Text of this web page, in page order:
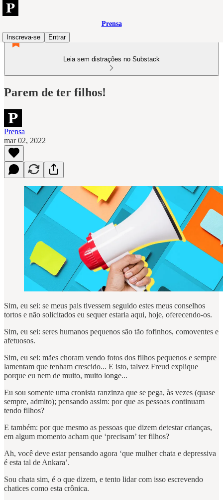
Prensa
Inscreva-se
Entrar
Leia sem distrações no Substack
Parem de ter filhos!
Prensa
mar 02, 2022
Sim, eu sei: se meus pais tivessem seguido estes meus conselhos
tortos e não solicitados eu sequer estaria aqui, hoje, oferecendo-os.
Sim, eu sei: seres humanos pequenos são tão fofinhos, comoventes e
afetuosos.
Sim, eu sei: mães choram vendo fotos dos filhos pequenos e sempre
lamentam que tenham crescido... E isto, talvez Freud explique
porque eu nem de muito, muito longe...
Eu sou somente uma cronista ranzinza que se pega, às vezes (quase
sempre, admito); pensando assim: por que as pessoas continuam
tendo filhos?
E também: por que mesmo as pessoas que dizem detestar crianças,
em algum momento acham que ‘precisam’ ter filhos?
Ah, você deve estar pensando agora ‘que mulher chata e depressiva
é esta tal de Ankara’.
Sou chata sim, é o que dizem, e tento lidar com isso escrevendo
chatices como esta crônica.